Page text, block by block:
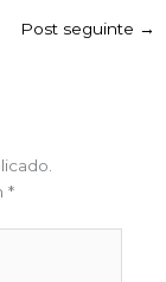
Post seguinte →
*